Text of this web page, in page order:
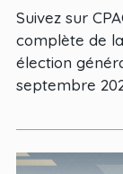
Suivez sur
complète de
élection
septembre